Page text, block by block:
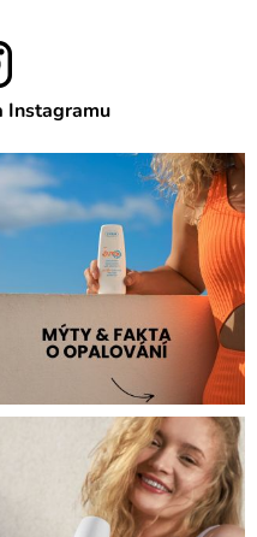
Instagramu